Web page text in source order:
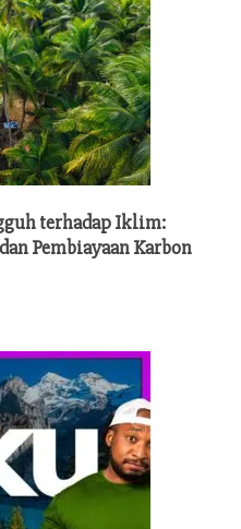
terhadap Iklim:
Pembiayaan Karbon